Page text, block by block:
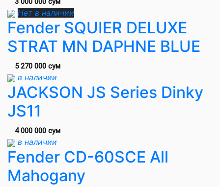
Нет в наличии
Fender SQUIER DELUXE
STRAT MN DAPHNE BLUE
5 270 000 сум
в наличии
JACKSON JS Series Dinky
JS11
4 000 000 сум
в наличии
Fender CD-60SCE All
Mahogany